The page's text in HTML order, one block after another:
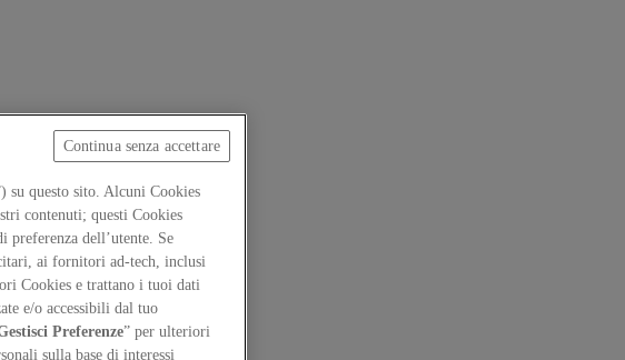
su questo sito. Alcuni Cookies
contenuti; questi Cookies
preferenza dell’utente. Se
ai fornitori ad-tech, inclusi
Cookies e trattano i tuoi dati
e/o accessibili dal tuo
Preferenze” per ulteriori
sulla base di interessi
Continua senza accettare